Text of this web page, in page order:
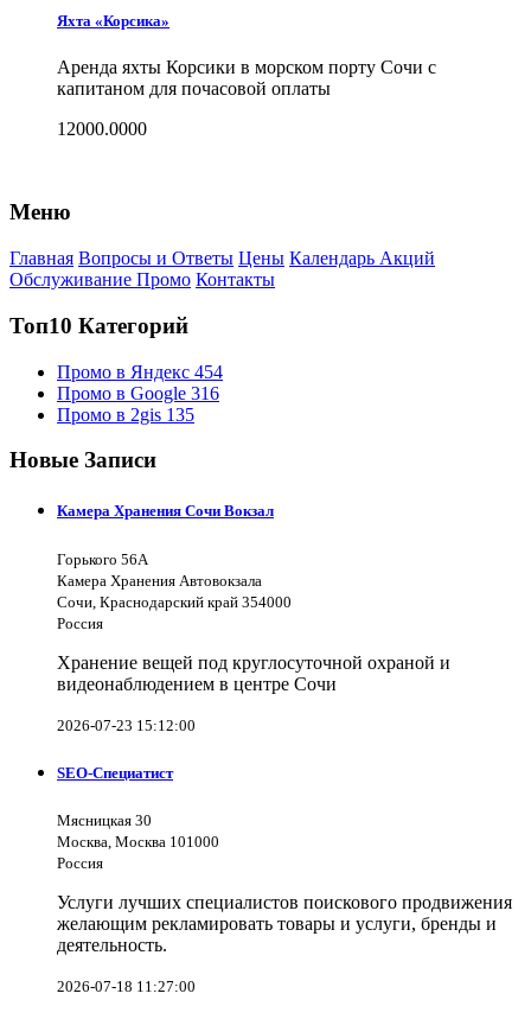
Яхта «Корсика»
Аренда яхты Корсики в морском порту Сочи с
капитаном для почасовой оплаты
12000.0000
Меню
Главная Вопросы и Ответы Цены Календарь Акций
Обслуживание Промо Контакты
Топ10 Категорий
Промо в Яндекс 454
Промо в Google 316
Промо в 2gis 135
Новые Записи
Камера Хранения Сочи Вокзал
Горького 56А
Камера Хранения Автовокзала
Сочи, Краснодарский край 354000
Россия
Хранение вещей под круглосуточной охраной и
видеонаблюдением в центре Сочи
2026-07-23 15:12:00
SEO-Специатист
Мясницкая 30
Москва, Москва 101000
Россия
Услуги лучших специалистов поискового продвижения
желающим рекламировать товары и услуги, бренды и
деятельность.
2026-07-18 11:27:00